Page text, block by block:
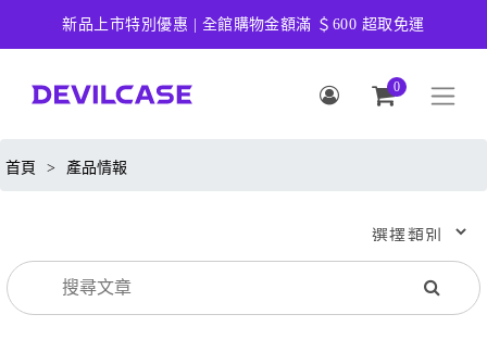
新品上市特別優惠 | 全館購物金額滿 ＄600 超取免運
0
首頁 > 產品情報